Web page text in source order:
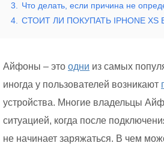
3.
Что делать, если причина не
4.
СТОИТ ЛИ ПОКУПАТЬ IPHONE XS
Айфоны – это одни из самых
иногда у пользователей возникают
устройства. Многие владельцы
ситуацией, когда после
не начинает заряжаться. В чем